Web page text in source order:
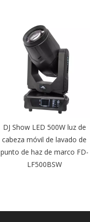
DJ Show LED 500W luz de
cabeza móvil de lavado de
punto de haz de marco FD-
LF500BSW